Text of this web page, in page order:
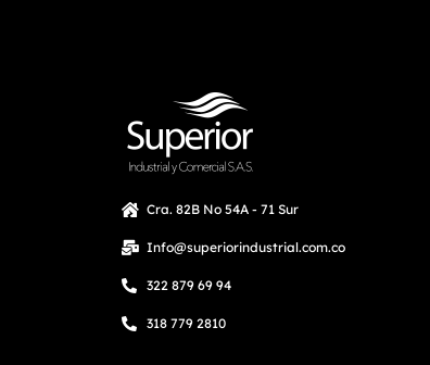
Cra. 82B No 54A - 71 Sur
Info@superiorindustrial.com.co
322 879 69 94
318 779 2810